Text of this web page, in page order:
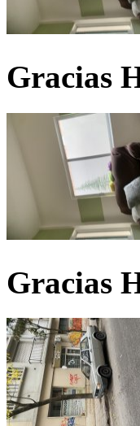
Gracias
Gracias